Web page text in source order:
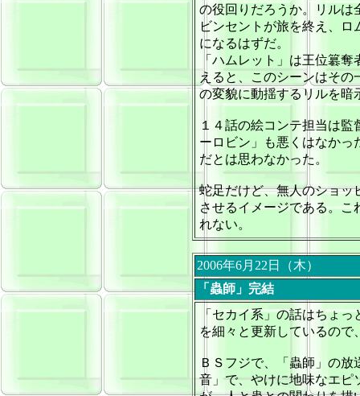
の役回りだろうか。リルは
ビンセントが旅を終え、
になるはずだ。
「ハムレット」は王位簒
えると、このシーンはそ
の変貌に動揺するリルを暗
１４話の絵コンテ担当は
ーロビン」も悪くはなかっ
だとは思わなかった。
蛇足だけど、無人のショッ
させるイメージである。
れない。
2006年6月22日（木）
「蟲師」完結
「セカイ系」の話はちょっ
を細々と更新しているの
ＢＳフジで、「 蟲師 」の放
音」で、やけに地味なエピ